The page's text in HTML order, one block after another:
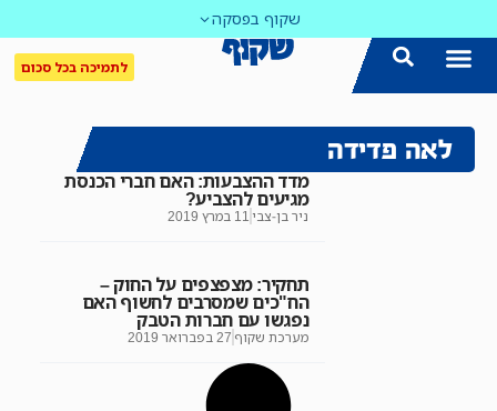
שקוף בפסקה
לתמיכה בכל סכום
לאה פדידה
מדד ההצבעות: האם חברי הכנסת
מגיעים להצביע?
ניר בן-צבי 11 במרץ 2019
תחקיר: מצפצפים על החוק –
הח"כים שמסרבים לחשוף האם
נפגשו עם חברות הטבק
מערכת שקוף 27 בפברואר 2019